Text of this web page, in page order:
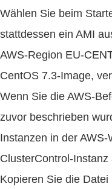
Wählen Sie beim
stattdessen ein AMI
AWS-Region EU-
CentOS 7.3-Image,
Wenn Sie die AWS-
zuvor beschrieben
Instanzen in der
ClusterControl-Instanz
Kopieren Sie die